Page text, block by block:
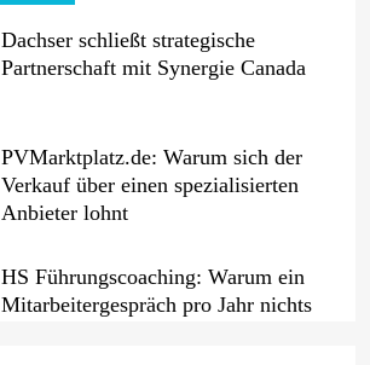
Dachser schließt strategische
Partnerschaft mit Synergie Canada
PVMarktplatz.de: Warum sich der
Verkauf über einen spezialisierten
Anbieter lohnt
HS Führungscoaching: Warum ein
Mitarbeitergespräch pro Jahr nichts